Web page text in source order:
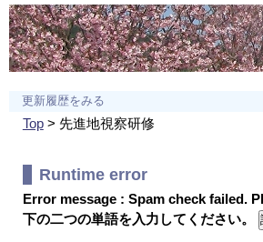
更新履歴をみる
Top> 先進地視察研修
Runtime error
Error message : Spam check failed.
下の二つの単語を入力してください。